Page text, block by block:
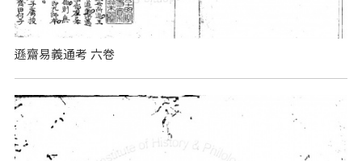
遜齋易義通考 六卷